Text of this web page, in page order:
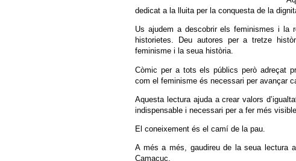
dedicat a la lluita per la conquesta de la
Us ajudem a descobrir els feminismes i la
historietes. Deu autores per a tretze
feminisme i la seua història.
Còmic per a tots els públics però adreçat
com el feminisme és necessari per avançar
Aquesta lectura ajuda a crear valors
indispensable i necessari per a fer més
El coneixement és el camí de la pau.
A més a més, gaudireu de la seua lectura
Camacuc.